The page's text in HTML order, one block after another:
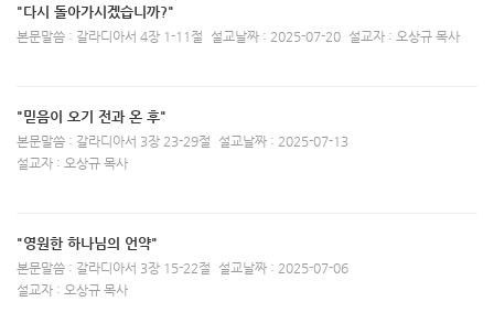
"다시 돌아가시겠습니까?"
본문말씀 : 갈라디아서 4장 1-11절 설교날짜 : 2025-07-20 설교자 : 오상규 목사
"믿음이 오기 전과 온 후"
본문말씀 : 갈라디아서 3장 23-29절
설교날짜 : 2025-07-13
설교자 : 오상규 목사
"영원한 하나님의 언약"
본문말씀 : 갈라디아서 3장 15-22절
설교날짜 : 2025-07-06
설교자 : 오상규 목사